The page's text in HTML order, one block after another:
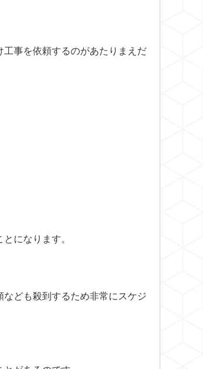
事を依頼するのがあたりまえだ
になります。
ども殺到するため非常にスケジ